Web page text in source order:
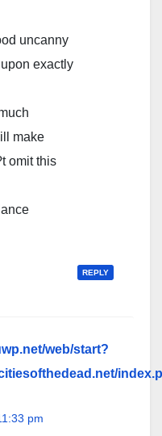
uncanny
exactly
make
omit this
REPLY
web/start?
pm